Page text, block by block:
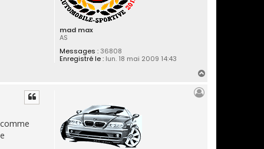
mad max
AS
Messages :36808
Enregistré le :lun. 18 mai 2009 14:43